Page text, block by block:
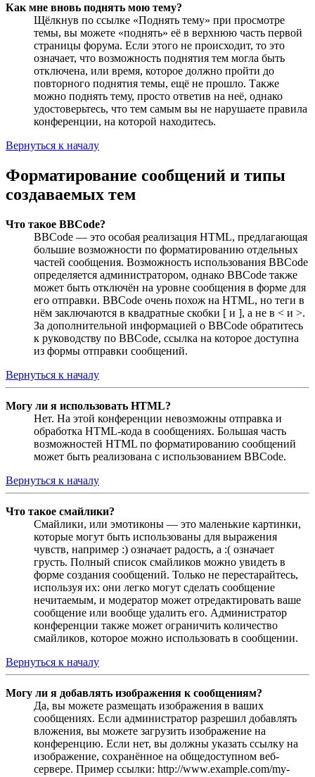
Как мне вновь поднять мою тему?
Щёлкнув по ссылке «Поднять тему» при просмотре
темы, вы можете «поднять» её в верхнюю часть первой
страницы форума. Если этого не происходит, то это
означает, что возможность поднятия тем могла быть
отключена, или время, которое должно пройти до
повторного поднятия темы, ещё не прошло. Также
можно поднять тему, просто ответив на неё, однако
удостоверьтесь, что тем самым вы не нарушаете правила
конференции, на которой находитесь.
Вернуться к началу
Форматирование сообщений и типы
создаваемых тем
Что такое BBCode?
BBCode — это особая реализация HTML, предлагающая
большие возможности по форматированию отдельных
частей сообщения. Возможность использования BBCode
определяется администратором, однако BBCode также
может быть отключён на уровне сообщения в форме для
его отправки. BBCode очень похож на HTML, но теги в
нём заключаются в квадратные скобки [ и ], а не в < и >.
За дополнительной информацией о BBCode обратитесь
к руководству по BBCode, ссылка на которое доступна
из формы отправки сообщений.
Вернуться к началу
Могу ли я использовать HTML?
Нет. На этой конференции невозможны отправка и
обработка HTML-кода в сообщениях. Большая часть
возможностей HTML по форматированию сообщений
может быть реализована с использованием BBCode.
Вернуться к началу
Что такое смайлики?
Смайлики, или эмотиконы — это маленькие картинки,
которые могут быть использованы для выражения
чувств, например :) означает радость, а :( означает
грусть. Полный список смайликов можно увидеть в
форме создания сообщений. Только не перестарайтесь,
используя их: они легко могут сделать сообщение
нечитаемым, и модератор может отредактировать ваше
сообщение или вообще удалить его. Администратор
конференции также может ограничить количество
смайликов, которое можно использовать в сообщении.
Вернуться к началу
Могу ли я добавлять изображения к сообщениям?
Да, вы можете размещать изображения в ваших
сообщениях. Если администратор разрешил добавлять
вложения, вы можете загрузить изображение на
конференцию. Если нет, вы должны указать ссылку на
изображение, сохранённое на общедоступном веб-
сервере. Пример ссылки: http://www.example.com/my-